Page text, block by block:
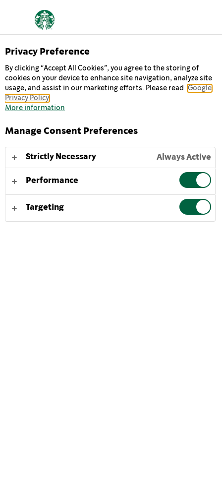
Chilled Classics
MULTISERVE CAFFÈ
LATTE
De Starbucks® Multiserve Caffè Latte: een gekoelde
verkrijgbaar voor thuis. Dezelfde geweldige smaak in
een grotere verpakking, voor meer koffiemomenten.
Om optimaal te genieten van onze heerlijke Starbucks®
Multiserve Caffè Latte serveer je die gekoeld of met
ijs, en schud je zachtjes om de smaken te wekken.
Privacy Preference
By clicking “Accept All Cookies”, you agree to the storing of
cookies on your device to enhance site navigation, analyze site
usage, and assist in our marketing efforts. Please read
Google
Privacy Policy
More information
Manage Consent Preferences
Strictly Necessary Always Active
Performance
Targeting